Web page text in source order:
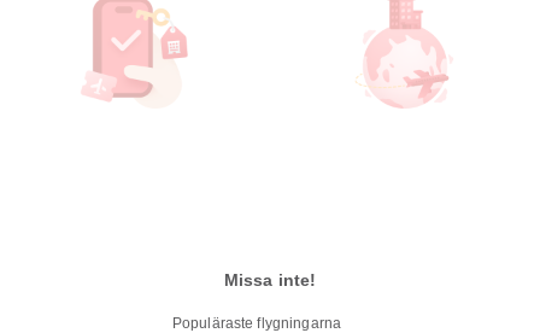
Missa inte!
Populäraste flygningarna